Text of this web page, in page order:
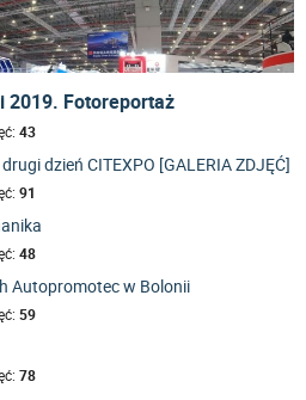
2019. Fotoreportaż
43
dzień CITEXPO [GALERIA ZDJĘĆ]
91
48
Autopromotec w Bolonii
59
78